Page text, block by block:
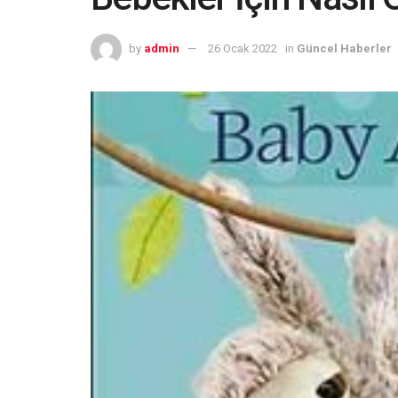
by admin 26 Ocak 2022 in Güncel Haberler